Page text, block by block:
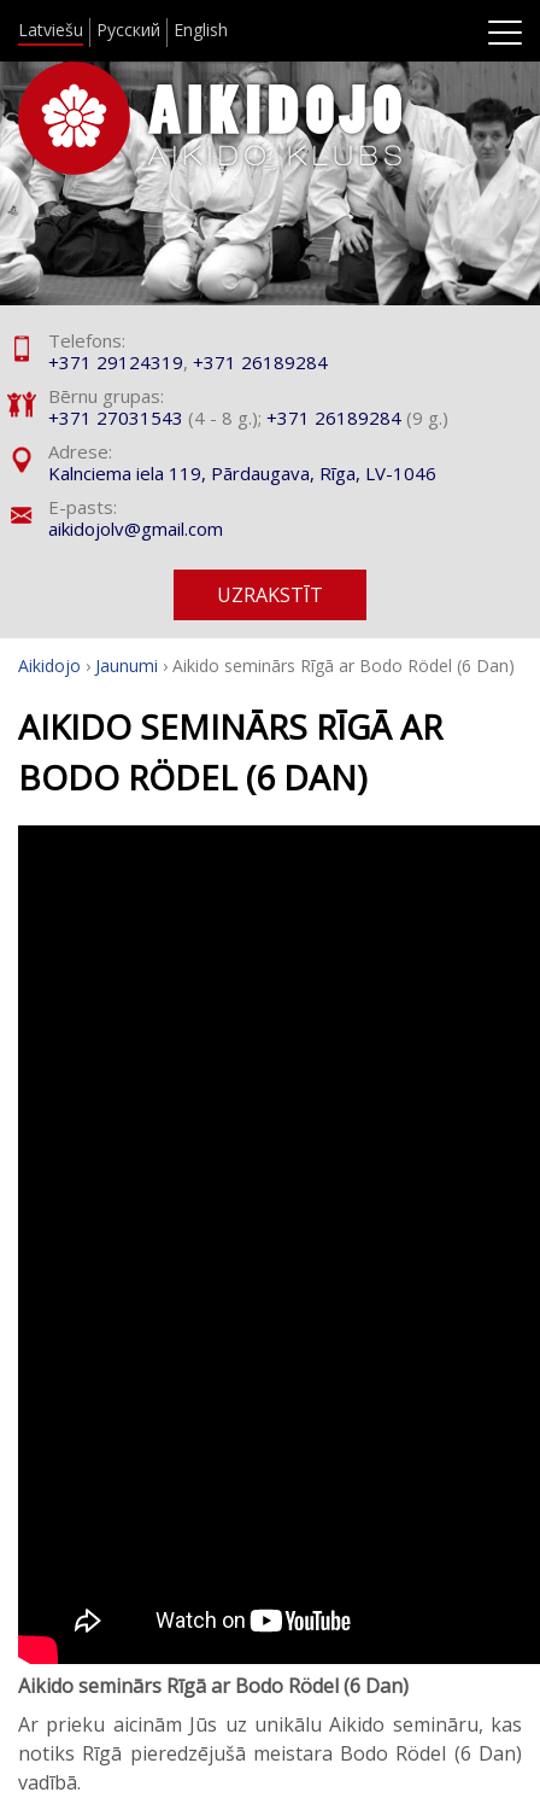
Latviešu Русский English
Telefons:
+371 29124319, +371 26189284
Bērnu grupas:
+371 27031543 (4 - 8 g.); +371 26189284 (9 g.)
Adrese:
Kalnciema iela 119, Pārdaugava, Rīga, LV-1046
E-pasts:
aikidojolv@gmail.com
UZRAKSTĪT
Aikidojo › Jaunumi › Aikido seminārs Rīgā ar Bodo Rödel (6 Dan)
AIKIDO SEMINĀRS RĪGĀ AR
BODO RÖDEL (6 DAN)
Aikido seminārs Rīgā ar Bodo Rödel (6 Dan)
Ar prieku aicinām Jūs uz unikālu Aikido semināru, kas
notiks Rīgā pieredzējušā meistara Bodo Rödel (6 Dan)
vadībā.